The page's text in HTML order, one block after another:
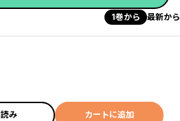
1巻から 最新から
み カートに追加